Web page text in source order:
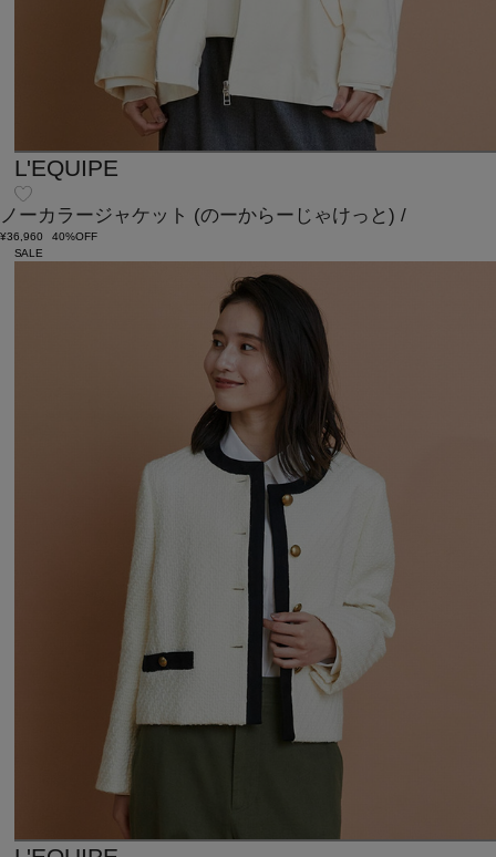
L'EQUIPE
ノーカラージャケット (のーからーじゃけっと) /
¥36,960
40%OFF
SALE